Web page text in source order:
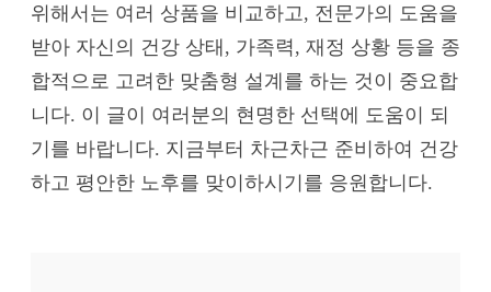
위해서는 여러 상품을 비교하고, 전문가의 도움을
받아 자신의 건강 상태, 가족력, 재정 상황 등을 종
합적으로 고려한 맞춤형 설계를 하는 것이 중요합
니다. 이 글이 여러분의 현명한 선택에 도움이 되
기를 바랍니다. 지금부터 차근차근 준비하여 건강
하고 평안한 노후를 맞이하시기를 응원합니다.